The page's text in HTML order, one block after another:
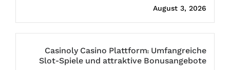
August 3, 2026
Casinoly Casino Plattform: Umfangreiche
Slot-Spiele und attraktive Bonusangebote